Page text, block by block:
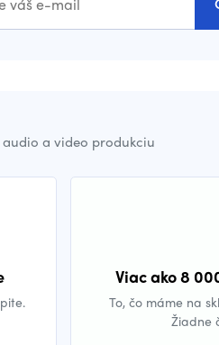
a video produkciu
Viac ako 8
To, čo máme na
Žiadne